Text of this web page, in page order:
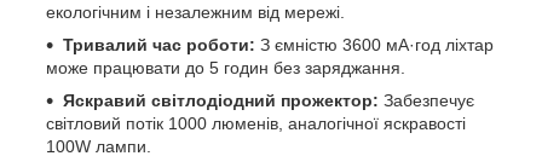
екологічним і незалежним від мережі.
Тривалий час роботи: З ємністю 3600 мА·год ліхтар
може працювати до 5 годин без заряджання.
Яскравий світлодіодний прожектор: Забезпечує
світловий потік 1000 люменів, аналогічної яскравості
100W лампи.